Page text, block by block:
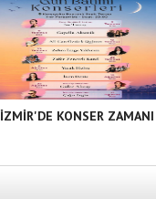
İZMİR'DE KONSER ZAMANI